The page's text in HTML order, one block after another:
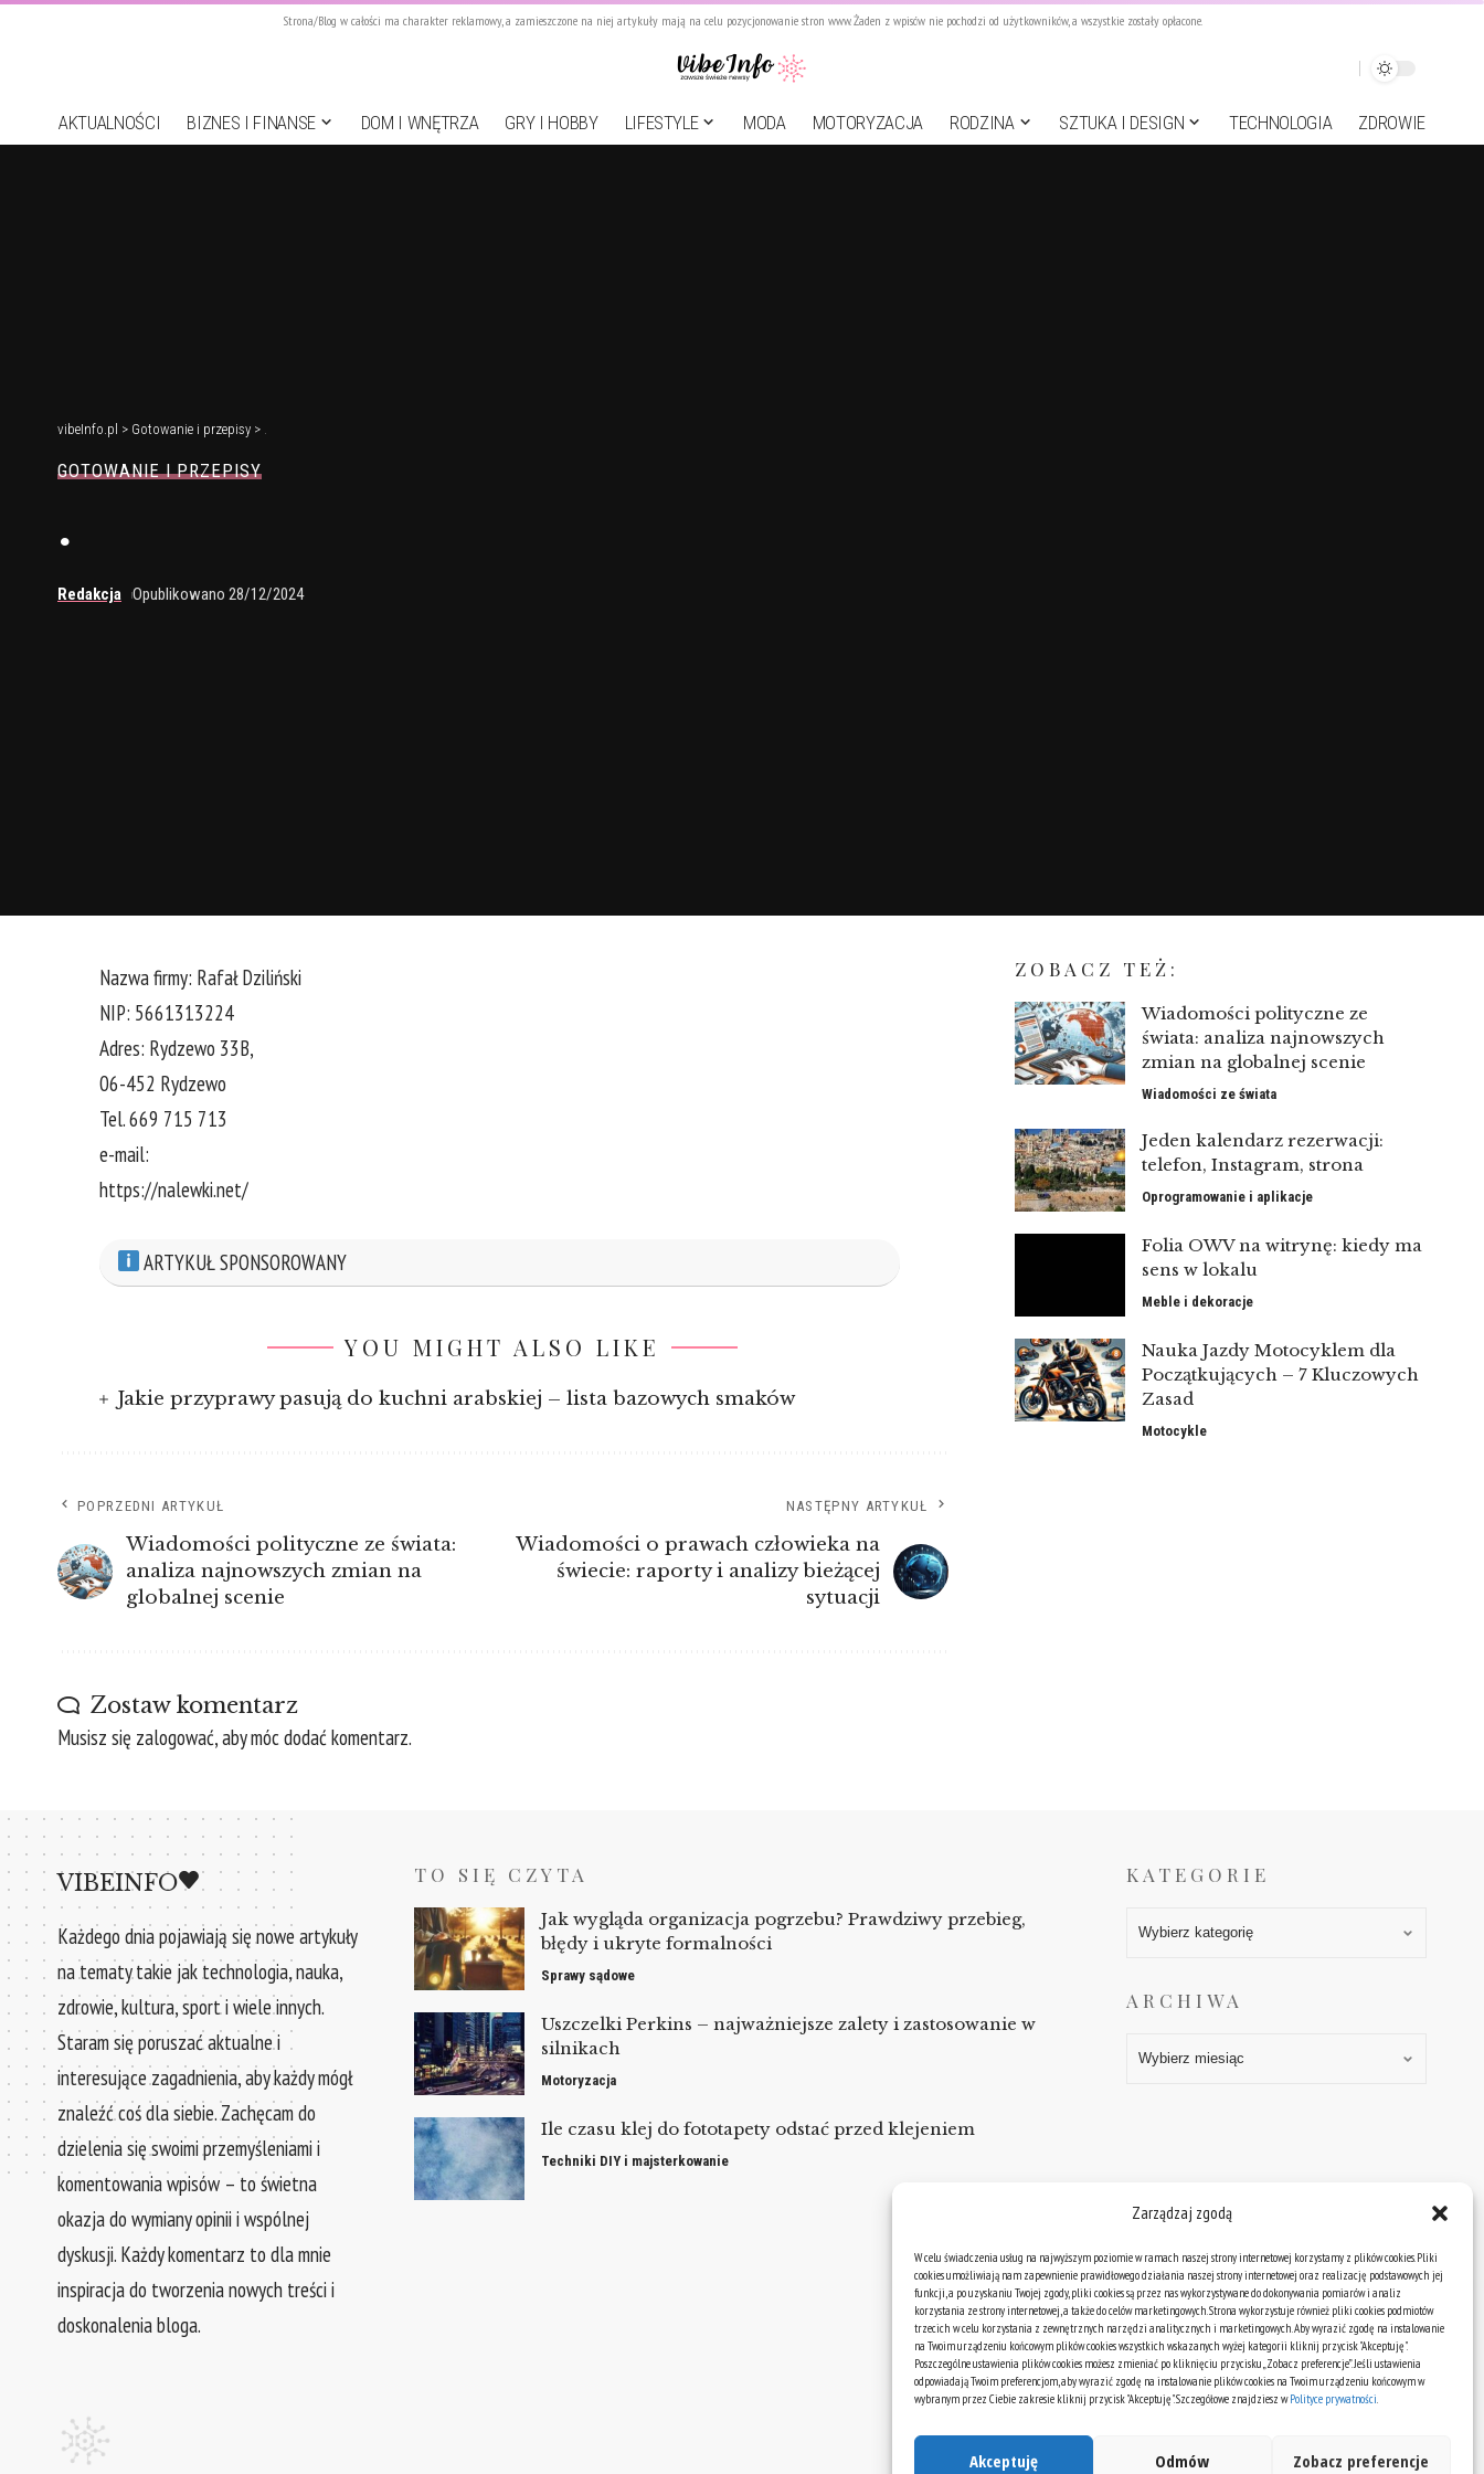
Zarządzaj zgodą
W celu świadczenia usług na najwyższym poziomie w ramach naszej strony internetowej korzystamy z plików cookies. Pliki
cookies umożliwiają nam zapewnienie prawidłowego działania naszej strony internetowej oraz realizację podstawowych jej
funkcji, a po uzyskaniu Twojej zgody, pliki cookies są przez nas wykorzystywane do dokonywania pomiarów i analiz
korzystania ze strony internetowej, a także do celów marketingowych. Strona wykorzystuje również pliki cookies podmiotów
trzecich w celu korzystania z zewnętrznych narzędzi analitycznych i marketingowych. Aby wyrazić zgodę na instalowanie
na Twoim urządzeniu końcowym plików cookies wszystkich wskazanych wyżej kategorii kliknij przycisk "Akceptuję".
Poszczególne ustawienia plików cookies możesz zmieniać po kliknięciu przycisku „Zobacz preferencje”. Jeśli ustawienia
odpowiadają Twoim preferencjom, aby wyrazić zgodę na instalowanie plików cookies na Twoim urządzeniu końcowym w
wybranym przez Ciebie zakresie kliknij przycisk "Akceptuję". Szczegółowe znajdziesz wPolityce prywatności.
Akceptuję Odmów Zobacz preferencje
Strona/Blog w całości ma charakter reklamowy, a zamieszczone na niej artykuły mają na celu pozycjonowanie stron www. Żaden z wpisów nie pochodzi od użytkowników, a wszystkie zostały opłacone.
AKTUALNOŚCI BIZNES I FINANSE DOM I WNĘTRZA GRY I HOBBY LIFESTYLE MODA MOTORYZACJA RODZINA SZTUKA I DESIGN TECHNOLOGIA ZDROWIE
vibeInfo.pl > Gotowanie i przepisy > .
GOTOWANIE I PRZEPISY
.
Redakcja Opublikowano 28/12/2024
Nazwa firmy: Rafał Dziliński
NIP: 5661313224
Adres: Rydzewo 33B,
06-452 Rydzewo
Tel. 669 715 713
e-mail:
https://nalewki.net/
ARTYKUŁ SPONSOROWANY
YOU MIGHT ALSO LIKE
Jakie przyprawy pasują do kuchni arabskiej – lista bazowych smaków
POPRZEDNI ARTYKUŁ
Wiadomości polityczne ze świata:
analiza najnowszych zmian na
globalnej scenie
NASTĘPNY ARTYKUŁ
Wiadomości o prawach człowieka na
świecie: raporty i analizy bieżącej
sytuacji
Zostaw komentarz
Musisz się zalogować, aby móc dodać komentarz.
ZOBACZ TEŻ:
Wiadomości polityczne ze
świata: analiza najnowszych
zmian na globalnej scenie
Wiadomości ze świata
Jeden kalendarz rezerwacji:
telefon, Instagram, strona
Oprogramowanie i aplikacje
Folia OWV na witrynę: kiedy ma
sens w lokalu
Meble i dekoracje
Nauka Jazdy Motocyklem dla
Początkujących – 7 Kluczowych
Zasad
Motocykle
VIBEINFO
Każdego dnia pojawiają się nowe artykuły
na tematy takie jak technologia, nauka,
zdrowie, kultura, sport i wiele innych.
Staram się poruszać aktualne i
interesujące zagadnienia, aby każdy mógł
znaleźć coś dla siebie. Zachęcam do
dzielenia się swoimi przemyśleniami i
komentowania wpisów – to świetna
okazja do wymiany opinii i wspólnej
dyskusji. Każdy komentarz to dla mnie
inspiracja do tworzenia nowych treści i
doskonalenia bloga.
TO SIĘ CZYTA
Jak wygląda organizacja pogrzebu? Prawdziwy przebieg,
błędy i ukryte formalności
Sprawy sądowe
Uszczelki Perkins – najważniejsze zalety i zastosowanie w
silnikach
Motoryzacja
Ile czasu klej do fototapety odstać przed klejeniem
Techniki DIY i majsterkowanie
KATEGORIE
Kategorie
ARCHIWA
Archiwa